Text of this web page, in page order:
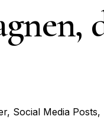
Social Media